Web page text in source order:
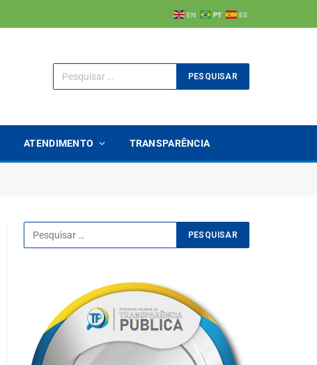
EN PT ES
ATENDIMENTO TRANSPARÊNCIA